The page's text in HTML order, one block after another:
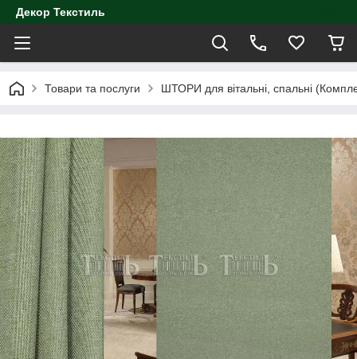
Декор Текстиль
Товари та послуги ШТОРИ для вітальні, спальні